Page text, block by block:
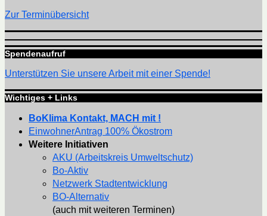
Zur Terminübersicht
Spendenaufruf
Unterstützen Sie unsere Arbeit mit einer Spende!
Wichtiges + Links
BoKlima Kontakt, MACH mit !
EinwohnerAntrag 100% Ökostrom
Weitere Initiativen
AKU (Arbeitskreis Umweltschutz)
Bo-Aktiv
Netzwerk Stadtentwicklung
BO-Alternativ
(auch mit weiteren Terminen)